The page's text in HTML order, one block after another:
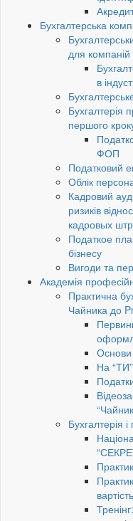
Бухгалтерська
для компаній
в
Бухгалтерія
першого
ФОП
Податковий
Облік
Кадровий
ризиків
кадровых
Податкое
бізнесу
Вигоди та
Академія
Практична
Чайника до
Основи
На
Бухгалтерія
вартість